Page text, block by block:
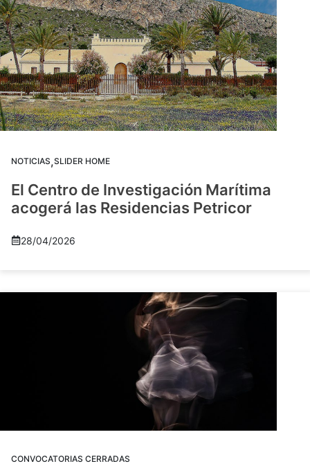
NOTICIAS,SLIDER HOME
El Centro de Investigación Marítima
acogerá las Residencias Petricor
28/04/2026
CONVOCATORIAS CERRADAS